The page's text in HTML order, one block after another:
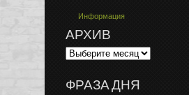
Информация
АРХИВ
ФРАЗА ДНЯ